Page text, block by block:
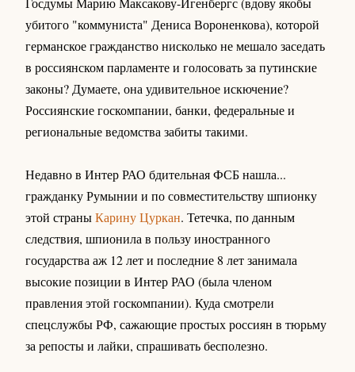
убитого "коммуниста" Дениса Вороненкова), которой
германское гражданство нисколько не мешало заседать
в россиянском парламенте и голосовать за путинские
законы? Думаете, она удивительное искючение?
Россиянские госкомпании, банки, федеральные и
региональные ведомства забиты такими.
Недавно в Интер РАО бдительная ФСБ нашла...
гражданку Румынии и по совместительству шпионку
этой страныКарину Цуркан. Тетечка, по данным
следствия, шпионила в пользу иностранного
государства аж 12 лет и последние 8 лет занимала
высокие позиции в Интер РАО (была членом
правления этой госкомпании). Куда смотрели
спецслужбы РФ, сажающие простых россиян в тюрьму
за репосты и лайки, спрашивать бесполезно.